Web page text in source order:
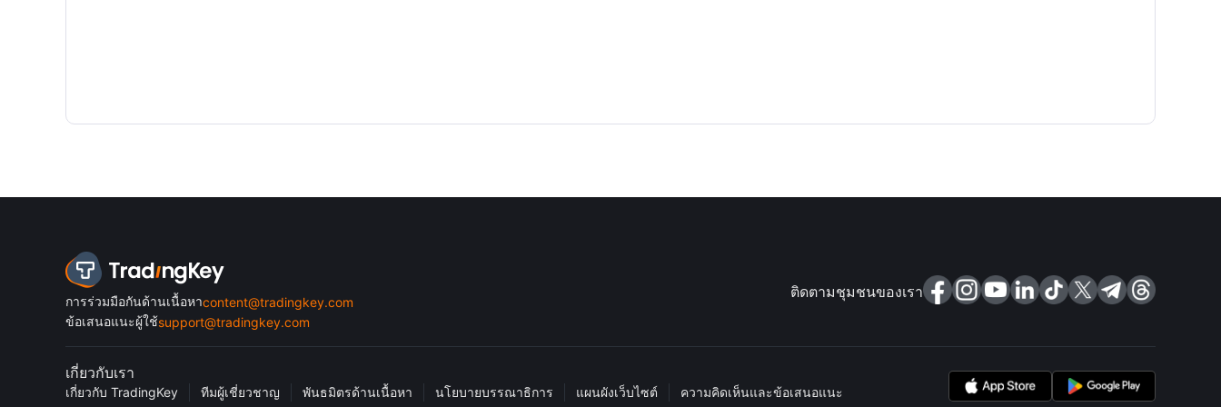
การร่วมมือกันด้านเนื้อหาcontent@tradingkey.com
ข้อเสนอแนะผู้ใช้support@tradingkey.com
ติดตามชุมชนของเรา
เกี่ยวกับเรา
เกี่ยวกับ TradingKey ทีมผู้เชี่ยวชาญ พันธมิตรด้านเนื้อหา นโยบายบรรณาธิการ แผนผังเว็บไซต์ ความคิดเห็นและข้อเสนอแนะ